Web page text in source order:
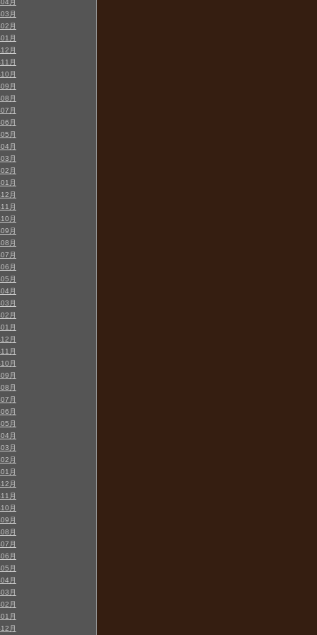
月
月
月
月
月
月
月
月
月
月
月
月
月
月
月
月
月
月
月
月
月
月
月
月
月
月
月
月
月
月
月
月
月
月
月
月
月
月
月
月
月
月
月
月
月
月
月
月
月
月
月
月
月